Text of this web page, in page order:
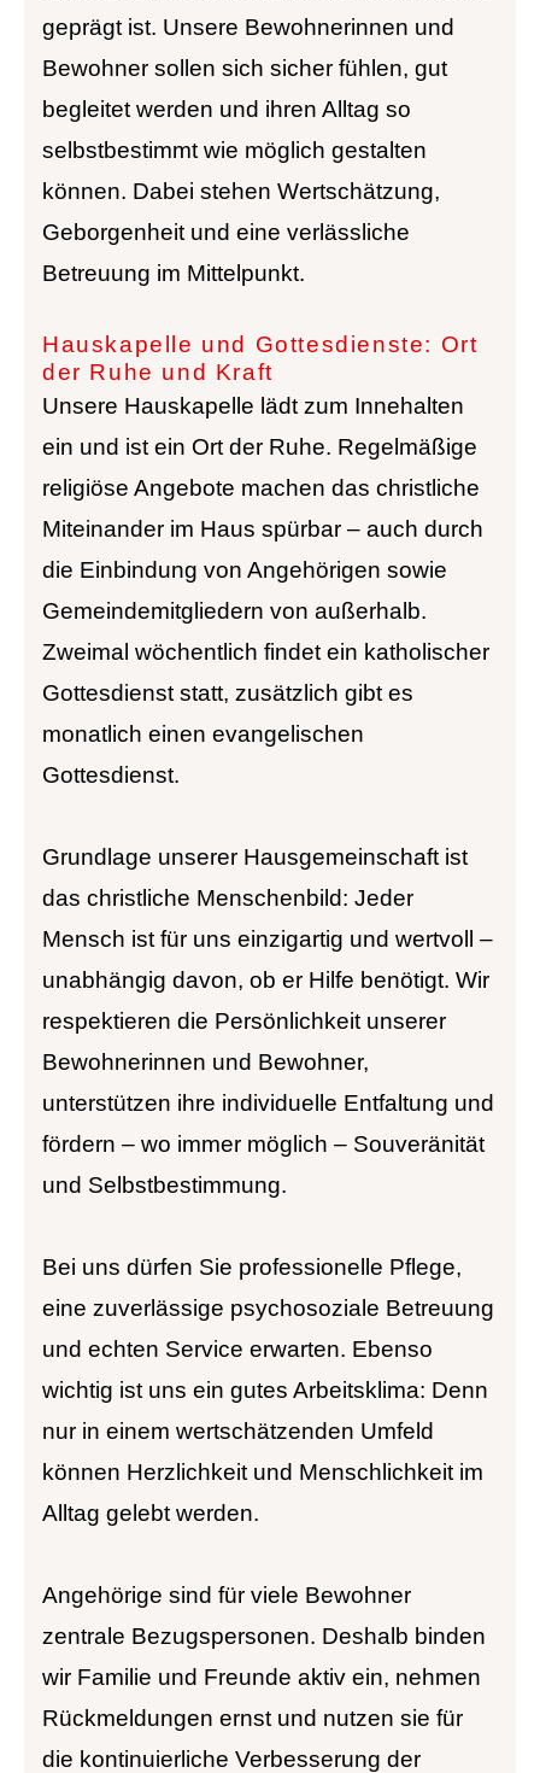
geprägt ist. Unsere Bewohnerinnen und
Bewohner sollen sich sicher fühlen, gut
begleitet werden und ihren Alltag so
selbstbestimmt wie möglich gestalten
können. Dabei stehen Wertschätzung,
Geborgenheit und eine verlässliche
Betreuung im Mittelpunkt.
Hauskapelle und Gottesdienste: Ort
der Ruhe und Kraft
Unsere Hauskapelle lädt zum Innehalten
ein und ist ein Ort der Ruhe. Regelmäßige
religiöse Angebote machen das christliche
Miteinander im Haus spürbar – auch durch
die Einbindung von Angehörigen sowie
Gemeindemitgliedern von außerhalb.
Zweimal wöchentlich findet ein katholischer
Gottesdienst statt, zusätzlich gibt es
monatlich einen evangelischen
Gottesdienst.
Grundlage unserer Hausgemeinschaft ist
das christliche Menschenbild: Jeder
Mensch ist für uns einzigartig und wertvoll –
unabhängig davon, ob er Hilfe benötigt. Wir
respektieren die Persönlichkeit unserer
Bewohnerinnen und Bewohner,
unterstützen ihre individuelle Entfaltung und
fördern – wo immer möglich – Souveränität
und Selbstbestimmung.
Bei uns dürfen Sie professionelle Pflege,
eine zuverlässige psychosoziale Betreuung
und echten Service erwarten. Ebenso
wichtig ist uns ein gutes Arbeitsklima: Denn
nur in einem wertschätzenden Umfeld
können Herzlichkeit und Menschlichkeit im
Alltag gelebt werden.
Angehörige sind für viele Bewohner
zentrale Bezugspersonen. Deshalb binden
wir Familie und Freunde aktiv ein, nehmen
Rückmeldungen ernst und nutzen sie für
die kontinuierliche Verbesserung der